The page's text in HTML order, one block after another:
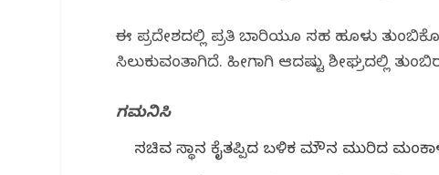
ಈ ಪ್ರದೇಶದಲ್ಲಿ ಪ್ರತಿ ಬಾರಿಯೂ ಸಹ ಹೂಳು
ಸಿಲುಕುವಂತಾಗಿದೆ. ಹೀಗಾಗಿ ಆದಷ್ಟು ಶೀಘ್ರದಲ್ಲಿ
ಗಮನಿಸಿ
ಸಚಿವ ಸ್ಥಾನ ಕೈತಪ್ಪಿದ ಬಳಿಕ ಮೌನ ಮುರಿದ ಮಂಕಾಳ